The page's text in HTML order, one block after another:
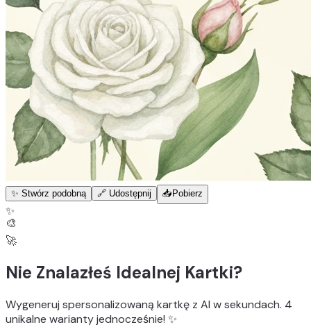
✨ Stwórz podobną 🔗 Udostępnij 📥 Pobierz
✨
🎨
🚀
Nie Znalazłeś Idealnej Kartki?
Wygeneruj spersonalizowaną kartkę z AI w sekundach. 4
unikalne wariantyjednocześnie! ✨